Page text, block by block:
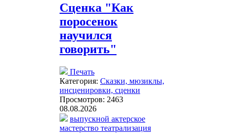
Сценка "Как
поросенок
научился
говорить"
Печать
Категория: Сказки, мюзиклы,
инсценировки, сценки
Просмотров: 2463
08.08.2026
выпускной актерское
мастерство театрализация